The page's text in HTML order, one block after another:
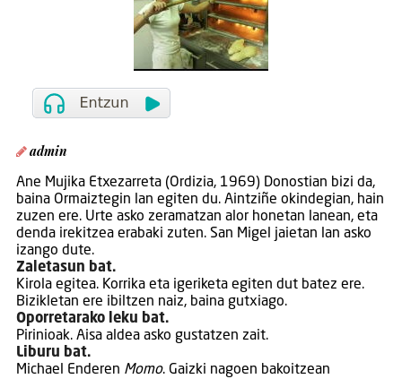
admin
Ane Mujika Etxezarreta (Ordizia, 1969) Donostian bizi da,
baina Ormaiztegin lan egiten du. Aintziñe okindegian, hain
zuzen ere. Urte asko zeramatzan alor honetan lanean, eta
denda irekitzea erabaki zuten. San Migel jaietan lan asko
izango dute.
Zaletasun bat.
Kirola egitea. Korrika eta igeriketa egiten dut batez ere.
Bizikletan ere ibiltzen naiz, baina gutxiago.
Oporretarako leku bat.
Pirinioak. Aisa aldea asko gustatzen zait.
Liburu bat.
Michael Enderen Momo. Gaizki nagoen bakoitzean